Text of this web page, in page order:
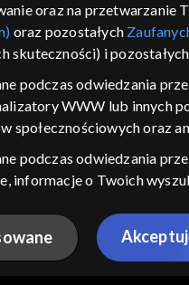
ŁĄCZYSZ SIĘ SPOZA
z którego się łączysz, to
z czym część tytułów
materiały możesz
ANULUJ
polityka prywatności
oraz na przetwarzanie
oraz pozostałych
skuteczności) i
podczas odwiedzania
WWW lub innych
społecznościowych oraz
podczas odwiedzania
informacje o Twoich
reklam, tworzenia profilu
treści,
oszustwom i usuwania